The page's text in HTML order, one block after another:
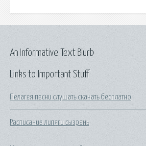
Links to Important Stuff
Пелагея песни слушать скачать бесплатно
Расписание липяги сызрань
An Informative Text Blurb